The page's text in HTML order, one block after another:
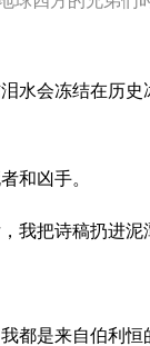
水会冻结在历史
和凶手。
我把诗稿扔进泥
都是来自伯利恒